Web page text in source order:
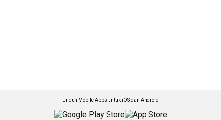
Unduh Mobile Apps untuk iOS dan Android